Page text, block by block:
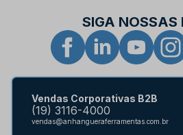
SIGA NOSSAS
Vendas Corporativas B2B
(19) 3116-4000
vendas@anhangueraferramentas.com.br